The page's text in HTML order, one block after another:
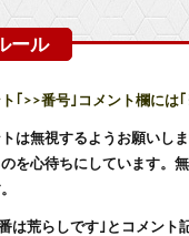
ロードみたいな青春を
他
いじん 他
｢>>番号｣コメント欄には
は無視するようお願いし
を心待ちにしています。
は荒らしです｣とコメント